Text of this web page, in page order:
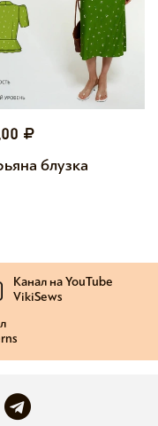
блузка
Канал на YouTube
VikiSews